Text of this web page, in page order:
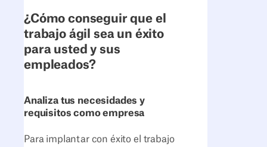
¿Cómo conseguir que el
trabajo ágil sea un éxito
para usted y sus
empleados?
Analiza tus necesidades y
requisitos como empresa
Para implantar con éxito el trabajo